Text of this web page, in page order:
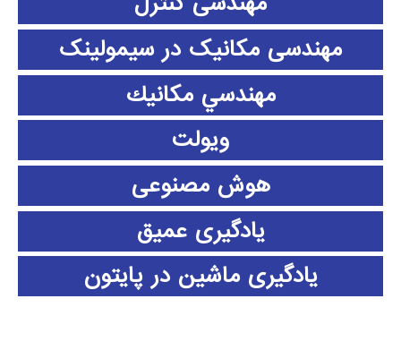
مهندسی مکانیک در سیمولینک
مهندسي مكانيك
ویولت
هوش مصنوعی
یادگیری عمیق
یادگیری ماشین در پایتون